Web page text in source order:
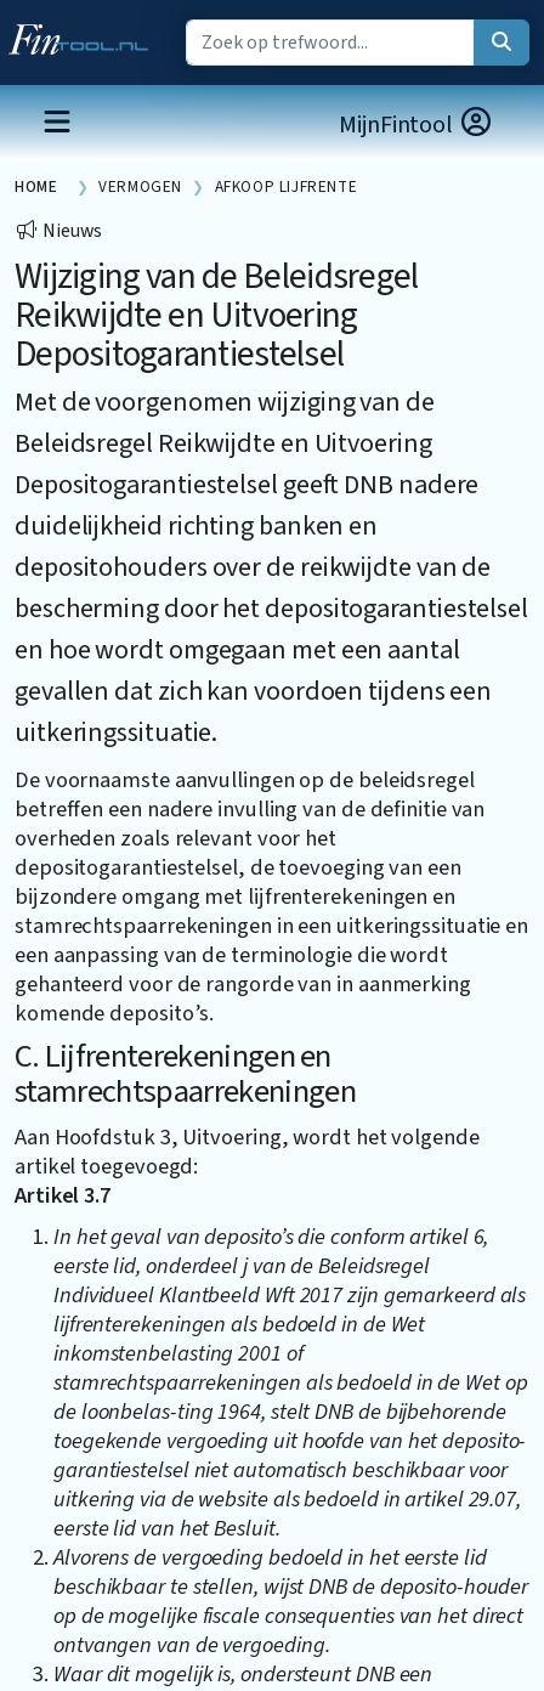
MijnFintool
HOME VERMOGEN AFKOOP LIJFRENTE
Nieuws
Wijziging van de Beleidsregel
Reikwijdte en Uitvoering
Depositogarantiestelsel
Met de voorgenomen wijziging van de
Beleidsregel Reikwijdte en Uitvoering
Depositogarantiestelsel geeft DNB nadere
duidelijkheid richting banken en
depositohouders over de reikwijdte van de
bescherming door het depositogarantiestelsel
en hoe wordt omgegaan met een aantal
gevallen dat zich kan voordoen tijdens een
uitkeringssituatie.
De voornaamste aanvullingen op de beleidsregel
betreffen een nadere invulling van de definitie van
overheden zoals relevant voor het
depositogarantiestelsel, de toevoeging van een
bijzondere omgang met lijfrenterekeningen en
stamrechtspaarrekeningen in een uitkeringssituatie en
een aanpassing van de terminologie die wordt
gehanteerd voor de rangorde van in aanmerking
komende deposito’s.
C. Lijfrenterekeningen en
stamrechtspaarrekeningen
Aan Hoofdstuk 3, Uitvoering, wordt het volgende
artikel toegevoegd:
Artikel 3.7
In het geval van deposito’s die conform artikel 6,
eerste lid, onderdeel j van de Beleidsregel
Individueel Klantbeeld Wft 2017 zijn gemarkeerd als
lijfrenterekeningen als bedoeld in de Wet
inkomstenbelasting 2001 of
stamrechtspaarrekeningen als bedoeld in de Wet op
de loonbelas-ting 1964, stelt DNB de bijbehorende
toegekende vergoeding uit hoofde van het deposito-
garantiestelsel niet automatisch beschikbaar voor
uitkering via de website als bedoeld in artikel 29.07,
eerste lid van het Besluit.
Alvorens de vergoeding bedoeld in het eerste lid
beschikbaar te stellen, wijst DNB de deposito-houder
op de mogelijke fiscale consequenties van het direct
ontvangen van de vergoeding.
Waar dit mogelijk is, ondersteunt DNB een